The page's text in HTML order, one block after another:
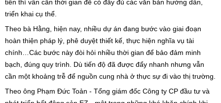
tiễn thì vẫn cần thời gian để có đầy đủ các văn bản hướng dẫn,
triển khai cụ thể.
Theo bà Hằng, hiện nay, nhiều dự án đang bước vào giai đoạn
hoàn thiện pháp lý, phê duyệt thiết kế, thực hiện nghĩa vụ tài
chính…Các bước này đòi hỏi nhiều thời gian để bảo đảm minh
bạch, đúng quy trình. Dù tiến độ đã được đẩy nhanh nhưng vẫn
cần một khoảng trễ để nguồn cung nhà ở thực sự đi vào thị trường.
Theo ông Phạm Đức Toản - Tổng giám đốc Công ty CP đầu tư và